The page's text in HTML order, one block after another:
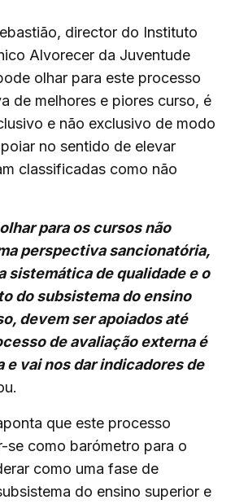
director do Instituto
Alvorecer da Juventude
olhar para este processo
de melhores e piores curso, é
e não exclusivo de modo
no sentido de elevar
classificadas como não
para os cursos não
perspectiva sancionatória,
sistemática de qualidade e o
do subsistema do ensino
devem ser apoiados até
de avaliação externa é
e vai nos dar indicadores de
que este processo
se como barómetro para o
como uma fase de
do ensino superior e